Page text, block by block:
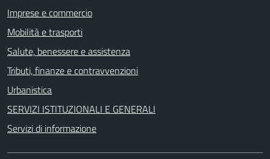
Imprese e commercio
Mobilità e trasporti
Salute, benessere e assistenza
Tributi, finanze e contravvenzioni
Urbanistica
SERVIZI ISTITUZIONALI E GENERALI
Servizi di informazione